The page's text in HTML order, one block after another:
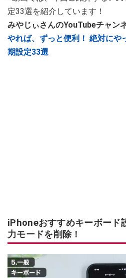
定33選を紹介しています！
みやじぃさんのYouTubeチャン
やれば、ずっと便利！ 絶対にや
期設定33選
iPhoneおすすめキーボード
力モードを削除！